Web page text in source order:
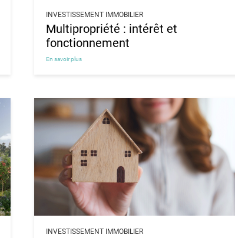
INVESTISSEMENT IMMOBILIER
Multipropriété : intérêt et
fonctionnement
En savoir plus
INVESTISSEMENT IMMOBILIER